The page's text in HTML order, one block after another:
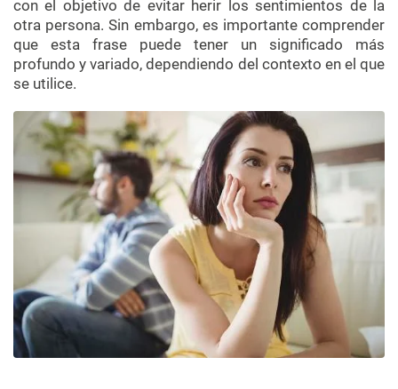
con el objetivo de evitar herir los sentimientos de la
otra persona. Sin embargo, es importante comprender
que esta frase puede tener un significado más
profundo y variado, dependiendo del contexto en el que
se utilice.